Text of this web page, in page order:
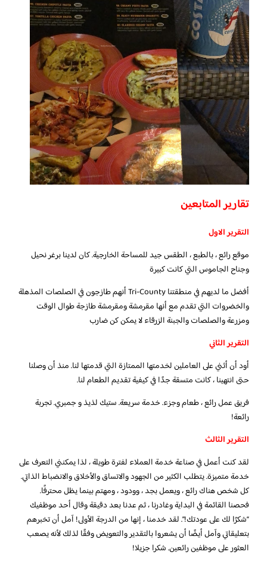
تقارير المتابعين
التقرير الاول
موقع رائع ، بالطبع ، الطقس جيد للمساحة الخارجية. كان لدينا برغر نحيل
وجناح الجاموس التي كانت كبيرة
أفضل ما لديهم في منطقتنا Tri-County أنهم طازجون في الصلصات المذهلة
والخضروات التي تقدم مع أنها مقرمشة ومقرمشة طازجة طوال الوقت
ومزرعة والصلصات والجبنة الزرقاء لا يمكن كن ضارب
التقرير الثاني
أود أن أثني على العاملين لخدمتها الممتازة التي قدمتها لنا. منذ أن وصلنا
حتى انتهينا ، كانت متسقة جدًا في كيفية تقديم الطعام لنا.
فريق عمل رائع ، طعام وجزء. خدمة سريعة. ستيك لذيذ و جمبري. تجربة
رائعة!
التقرير الثالث
لقد كنت أعمل في صناعة خدمة العملاء لفترة طويلة ، لذا يمكنني التعرف على
خدمة متميزة. يتطلب الكثير من الجهود والاتساق والأخلاق والانضباط الذاتي.
كل شخص هناك رائع ، ويعمل بجد ، وودود ، ومهتم بينما يظل محترفًا.
فحصنا القائمة في البداية وغادرنا ، ثم عدنا بعد دقيقة وقال أحد موظفيك
“شكرًا لك على عودتك!”. لقد خدمنا ، إنها من الدرجة الأولى! آمل أن تخبرهم
بتعليقاتي وآمل أيضًا أن يشعروا بالتقدير والتعويض وفقًا لذلك لأنه يصعب
العثور على موظفين رائعين. شكرا جزيلا!